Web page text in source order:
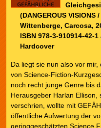
(DANGEROUS VISIONS
Wittenberge, Carcosa,
ISBN 978-3-910914-42-1
Hardcover
Da liegt sie nun also vor
von Science-Fiction-
noch recht junge Genre bis
Herausgeber Harlan Ellison,
verschrien, wollte mit
öffentliche Aufwertung der
geringgeschätzten Science